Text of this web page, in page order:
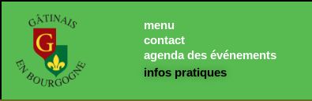
menu
contact
agenda des événements
infos pratiques